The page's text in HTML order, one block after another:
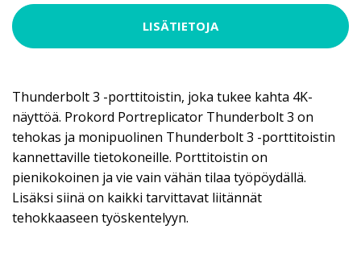
LISÄTIETOJA
Thunderbolt 3 -porttitoistin, joka tukee kahta 4K-
näyttöä. Prokord Portreplicator Thunderbolt 3 on
tehokas ja monipuolinen Thunderbolt 3 -porttitoistin
kannettaville tietokoneille. Porttitoistin on
pienikokoinen ja vie vain vähän tilaa työpöydällä.
Lisäksi siinä on kaikki tarvittavat liitännät
tehokkaaseen työskentelyyn.